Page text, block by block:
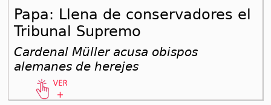
Papa: Llena de conservadores el
Tribunal Supremo
Cardenal Müller acusa obispos
alemanes de herejes